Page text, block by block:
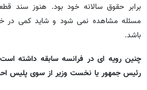
برابر حقوق سالانه خود بود. هنوز سند
مسئله مشاهده نمی شود و شاید کمی
باشد.
چنین رویه ای در فرانسه سابقه داشته
رئیس جمهور یا نخست وزیر از سوی پلیس